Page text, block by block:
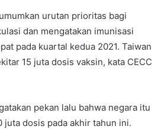
urutan prioritas bagi
dan mengatakan imunisasi
pada kuartal kedua 2021. Taiwan
15 juta dosis vaksin, kata CECC
pekan lalu bahwa negara itu
juta dosis pada akhir tahun ini.